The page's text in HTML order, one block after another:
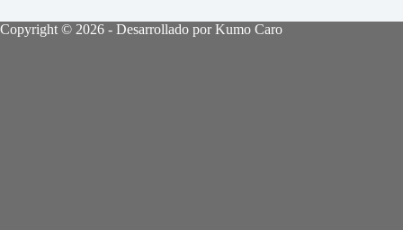
Copyright © 2026 - Desarrollado por Kumo Caro